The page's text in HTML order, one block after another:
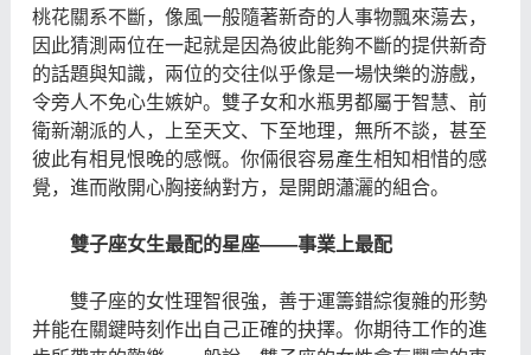
桃花關系不斷，像風一般隨著新奇的人事物飄來蕩去，
因此猜測兩位在一起就是因為彼此能夠不斷的提供新奇
的話題與知識，兩位的交往似乎像是一場快樂的游戲，
令旁人不免心生嫉妒。雙子女和水瓶男都屬于智慧、前
衛新潮派的人，上至天文、下至地理，無所不談，甚至
彼此有相見恨晚的感慨。你倆很容易產生相知相惜的感
覺，進而敞開心胸接納對方，是開朗瀟灑的組合。
雙子座女生最配的星座——事業上最配
雙子座的女性理智很強，善于運籌錯綜復雜的形勢
并能在關鍵時刻作出自己正確的抉擇。你期待工作的進